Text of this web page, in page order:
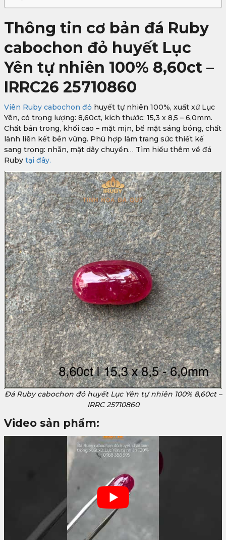
Thông tin cơ bản đá Ruby
cabochon đỏ huyết Lục
Yên tự nhiên 100% 8,60ct –
IRRC26 25710860
Viên Ruby cabochon đỏ huyết tự nhiên 100%, xuất xứ Lục
Yên, có trọng lượng: 8,60ct, kích thước: 15,3 x 8,5 – 6,0mm.
Chất bán trong, khối cao – mặt mịn, bề mặt sáng bóng, chất
lành liên kết bền vững. Phù hợp làm trang sức thiết kế
sang trọng: nhẫn, mặt dây chuyền… Tìm hiểu thêm về đá
Ruby tại đây.
Đá Ruby cabochon đỏ huyết Lục Yên tự nhiên 100% 8,60ct –
IRRC 25710860
Video sản phẩm: